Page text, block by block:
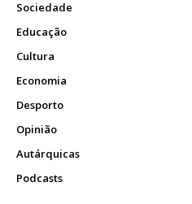
Sociedade
Educação
Cultura
Economia
Desporto
Opinião
Autárquicas
Podcasts